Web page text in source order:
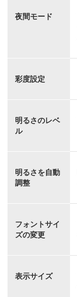
夜間モード
彩度設定
明るさのレベ
ル
明るさを自動
調整
フォントサイ
ズの変更
表示サイズ